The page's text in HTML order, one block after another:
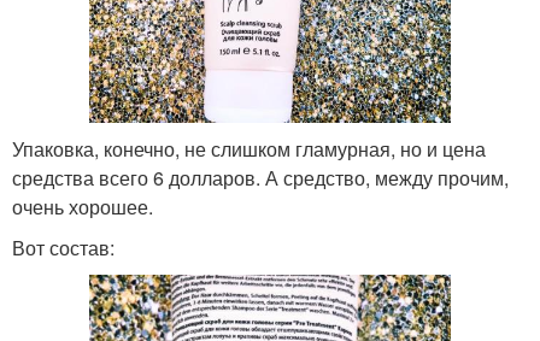
Упаковка, конечно, не слишком гламурная, но и цена
средства всего 6 долларов. А средство, между прочим,
очень хорошее.
Вот состав: